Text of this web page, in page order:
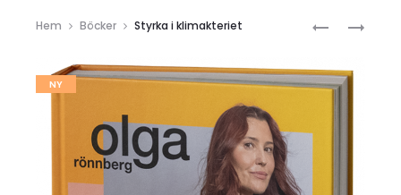
FOKUSERAD
TRÄNING
UNDER
Hem Böcker Styrka i klimakteriet
NY